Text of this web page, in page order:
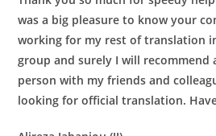
was a big pleasure to know your
working for my rest of translation
group and surely I will recommend
person with my friends and
looking for official translation.